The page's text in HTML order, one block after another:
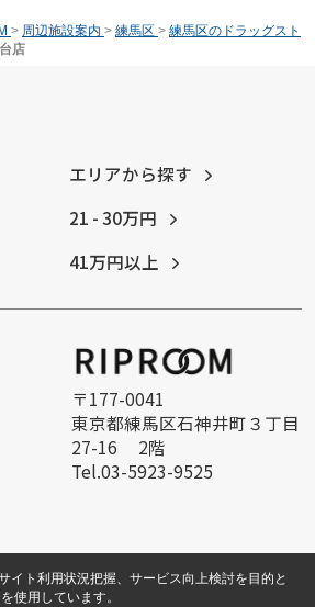
> 周辺施設案内 > 練馬区 > 練馬区のドラッグスト
店
エリアから探す
21 - 30万円
41万円以上
〒177-0041
東京都練馬区石神井町３丁目
27-16 2階
Tel.03-5923-9525
イト利用状況把握、サービス向上検討を目的と
使用しています。